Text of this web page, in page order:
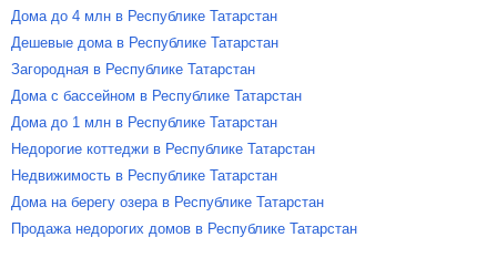
Дома до 4 млн в Республике Татарстан
Дешевые дома в Республике Татарстан
Загородная в Республике Татарстан
Дома с бассейном в Республике Татарстан
Дома до 1 млн в Республике Татарстан
Недорогие коттеджи в Республике Татарстан
Недвижимость в Республике Татарстан
Дома на берегу озера в Республике Татарстан
Продажа недорогих домов в Республике Татарстан